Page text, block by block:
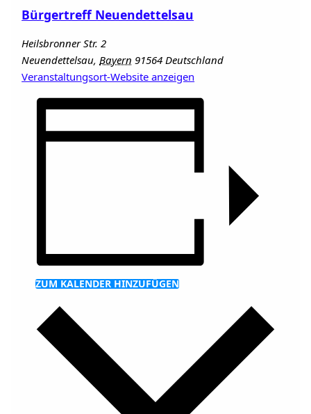
Bürgertreff Neuendettelsau
Heilsbronner Str. 2
Neuendettelsau, Bayern 91564 Deutschland
Veranstaltungsort-Website anzeigen
ZUM KALENDER HINZUFÜGEN